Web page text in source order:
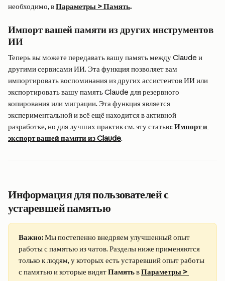
необходимо, в Параметры > Память.
Импорт вашей памяти из других инструментов
ИИ
Теперь вы можете передавать вашу память между Claude и
другими сервисами ИИ. Эта функция позволяет вам
импортировать воспоминания из других ассистентов ИИ или
экспортировать вашу память Claude для резервного
копирования или миграции. Эта функция является
экспериментальной и всё ещё находится в активной
разработке, но для лучших практик см. эту статью: Импорт и
экспорт вашей памяти из Claude.
Информация для пользователей с
устаревшей памятью
Важно: Мы постепенно внедряем улучшенный опыт
работы с памятью из чатов. Разделы ниже применяются
только к людям, у которых есть устаревший опыт работы
с памятью и которые видят Память в Параметры >